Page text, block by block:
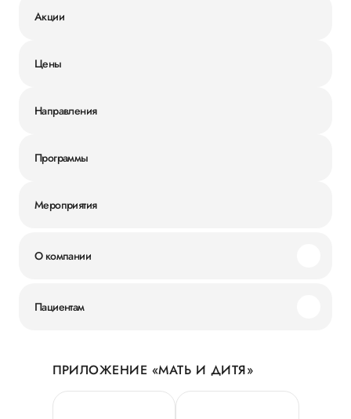
Акции
Цены
Направления
Программы
Мероприятия
О компании
Новости
Руководство
Пациентам
Личный кабинет
Персональные данные
ПРИЛОЖЕНИЕ «МАТЬ И ДИТЯ»